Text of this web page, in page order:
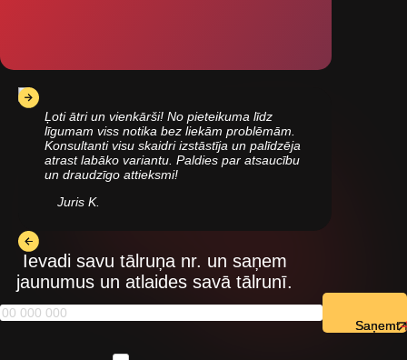
Ļoti ātri un vienkārši! No pieteikuma līdz
līgumam viss notika bez liekām problēmām.
Konsultanti visu skaidri izstāstīja un palīdzēja
atrast labāko variantu. Paldies par atsaucību
un draudzīgo attieksmi!
Juris K.
Ievadi savu tālruņa nr. un saņem
jaunumus un atlaides savā tālrunī.